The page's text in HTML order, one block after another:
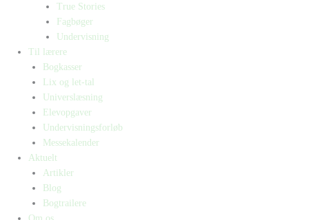
True Stories
Fagbøger
Undervisning
Til lærere
Bogkasser
Lix og let-tal
Universlæsning
Elevopgaver
Undervisningsforløb
Messekalender
Aktuelt
Artikler
Blog
Bogtrailere